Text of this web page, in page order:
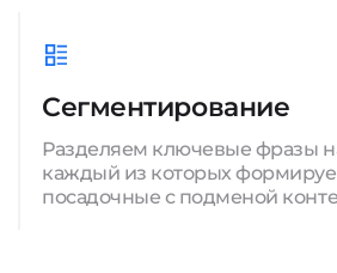
Сегментирование
Разделяем ключевые фразы
каждый из которых
посадочные с подменой